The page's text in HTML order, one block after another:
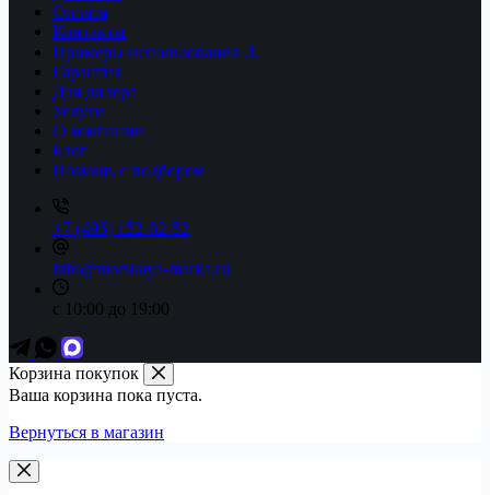
Оплата
Контакты
Примеры использования ⚓
Гарантия
Для дилера
Услуги
О компании
Блог
Помощь с подбором
+7 (495) 152-82-52
info@morskaya-marka.ru
с 10:00 до 19:00
Корзина покупок
Ваша корзина пока пуста.
Вернуться в магазин